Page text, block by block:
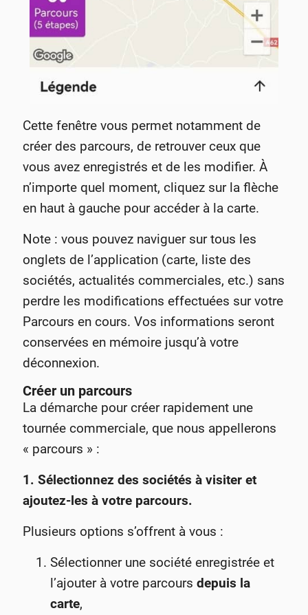
Cette fenêtre vous permet notamment de
créer des parcours, de retrouver ceux que
vous avez enregistrés et de les modifier. À
n’importe quel moment, cliquez sur la flèche
en haut à gauche pour accéder à la carte.
Note : vous pouvez naviguer sur tous les
onglets de l’application (carte, liste des
sociétés, actualités commerciales, etc.) sans
perdre les modifications effectuées sur votre
Parcours en cours. Vos informations seront
conservées en mémoire jusqu’à votre
déconnexion.
Créer un parcours
La démarche pour créer rapidement une
tournée commerciale, que nous appellerons
« parcours » :
1. Sélectionnez des sociétés à visiter et
ajoutez-les à votre parcours.
Plusieurs options s’offrent à vous :
Sélectionner une société enregistrée et
l’ajouter à votre parcoursdepuis la
carte,